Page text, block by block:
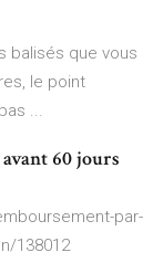
balisés que vous
le point
...
60 jours
par-
138012